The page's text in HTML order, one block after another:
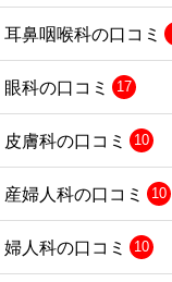
耳鼻咽喉科の口コミ
眼科の口コミ 17
皮膚科の口コミ 10
産婦人科の口コミ 10
婦人科の口コミ 10